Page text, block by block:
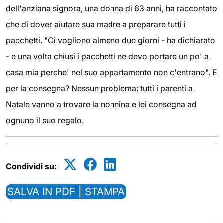
dell'anziana signora, una donna di 63 anni, ha raccontato
che di dover aiutare sua madre a preparare tutti i
pacchetti. "Ci vogliono almeno due giorni - ha dichiarato
- e una volta chiusi i pacchetti ne devo portare un po' a
casa mia perche' nel suo appartamento non c'entrano". E
per la consegna? Nessun problema: tutti i parenti a
Natale vanno a trovare la nonnina e lei consegna ad
ognuno il suo regalo.
Condividi su:
SALVA IN PDF | STAMPA